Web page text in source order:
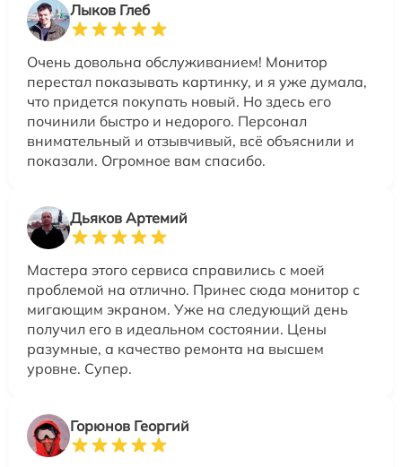
Лыков Глеб
Очень довольна обслуживанием! Монитор
перестал показывать картинку, и я уже думала,
что придется покупать новый. Но здесь его
починили быстро и недорого. Персонал
внимательный и отзывчивый, всё объяснили и
показали. Огромное вам спасибо.
Дьяков Артемий
Мастера этого сервиса справились с моей
проблемой на отлично. Принес сюда монитор с
мигающим экраном. Уже на следующий день
получил его в идеальном состоянии. Цены
разумные, а качество ремонта на высшем
уровне. Супер.
Горюнов Георгий